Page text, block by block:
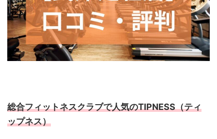
総合フィットネスクラブで人気のTIPNESS（ティ
ップネス）